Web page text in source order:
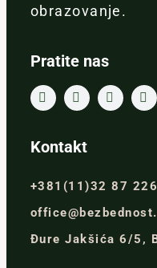
obrazovanje.
Pratite nas
Kontakt
+381(11)32 87
Đure Jakšića 6/5,